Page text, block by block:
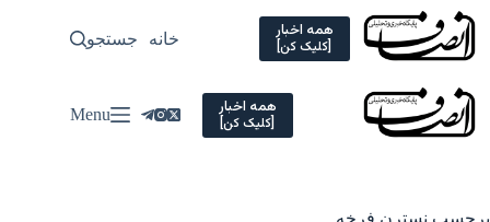
Skip
content
همه اخبار
[کلیک کن] خانه سیاسی
جستجو
همه اخبار
[کلیک کن] Menu
برچسب نسترن فرخه